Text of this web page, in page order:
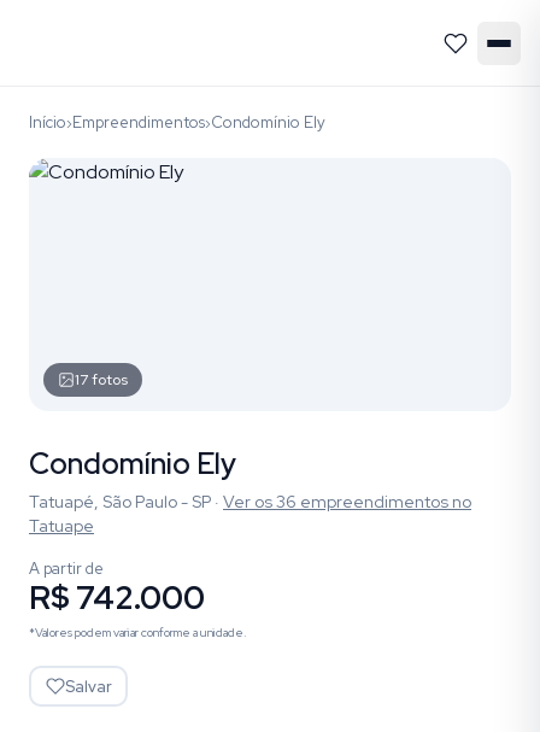
Início›Empreendimentos›Condomínio Ely
17fotos
Condomínio Ely
Tatuapé, São Paulo - SP · Ver os36 empreendimentos no
Tatuape
A partir de
R$ 742.000
*Valores podem variar conforme a unidade.
Salvar